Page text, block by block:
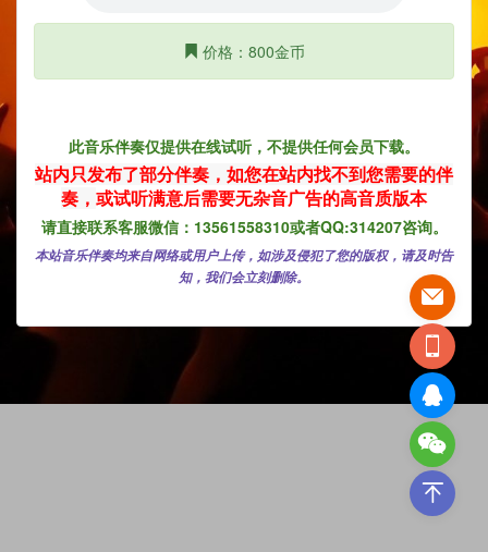
价格：800金币
此音乐伴奏仅提供在线试听，不提供任何会员下载。
站内只发布了部分伴奏，如您在站内找不到您需要的伴
奏， 或试听满意后需要无杂音广告的高音质版本
请直接联系客服微信：13561558310或者QQ:314207咨询。
本站音乐伴奏均来自网络或用户上传，如涉及侵犯了您的版权，请及时告
知，我们会立刻删除。